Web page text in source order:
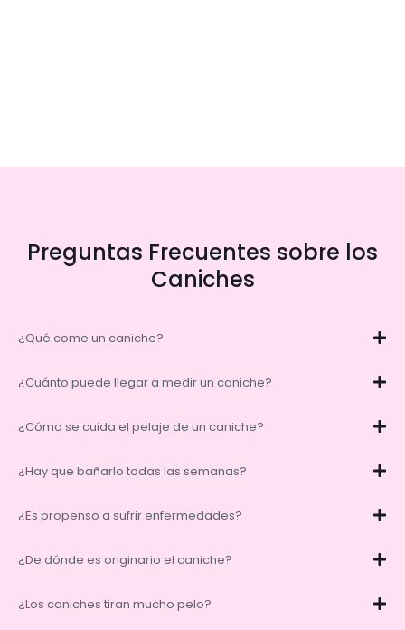
Preguntas Frecuentes sobre los
Caniches
¿Qué come un caniche?
¿Cuánto puede llegar a medir un caniche?
¿Cómo se cuida el pelaje de un caniche?
¿Hay que bañarlo todas las semanas?
¿Es propenso a sufrir enfermedades?
¿De dónde es originario el caniche?
¿Los caniches tiran mucho pelo?